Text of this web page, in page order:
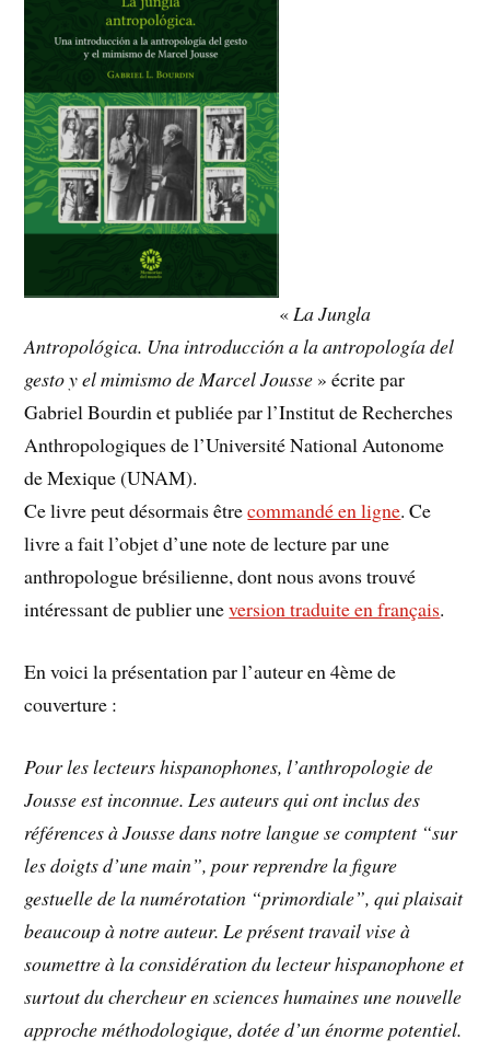
«La Jungla
Antropológica. Una introducción a la antropología del
gesto y el mimismo de Marcel Jousse » écrite par
Gabriel Bourdin et publiée par l’Institut de Recherches
Anthropologiques de l’Université National Autonome
de Mexique (UNAM).
Ce livre peut désormais êtrecommandé en ligne. Ce
livre a fait l’objet d’une note de lecture par une
anthropologue brésilienne, dont nous avons trouvé
intéressant de publier uneversion traduite en français.
En voici la présentation par l’auteur en 4ème de
couverture :
Pour les lecteurs hispanophones, l’anthropologie de
Jousse est inconnue. Les auteurs qui ont inclus des
références à Jousse dans notre langue se comptent “sur
les doigts d’une main”, pour reprendre la figure
gestuelle de la numérotation “primordiale”, qui plaisait
beaucoup à notre auteur. Le présent travail vise à
soumettre à la considération du lecteur hispanophone et
surtout du chercheur en sciences humaines une nouvelle
approche méthodologique, dotée d’un énorme potentiel.